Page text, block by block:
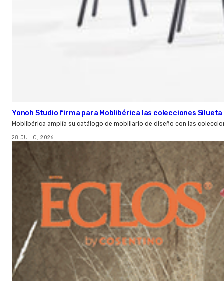
Yonoh Studio firma para Moblibérica las colecciones Silueta
Moblibérica amplía su catálogo de mobiliario de diseño con las
28 JULIO, 2026